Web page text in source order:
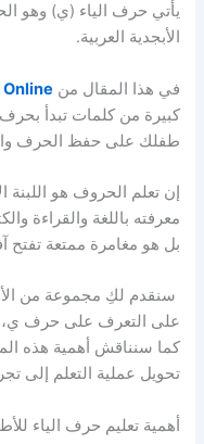
يأتي حرف الياء (ي) وهو
الأبجدية العربية.
في هذا المقال من
كبيرة من كلمات تبدأ بحرف
طفلك على حفظ الحرف
إن تعلم الحروف هو اللبنة
معرفته باللغة والقراءة
بل هو مغامرة ممتعة تفتح
سنقدم لكِ مجموعة من
على التعرف على حرف ي،
كما سنناقش أهمية هذه
تحويل عملية التعلم إلى
أهمية تعليم حرف الياء